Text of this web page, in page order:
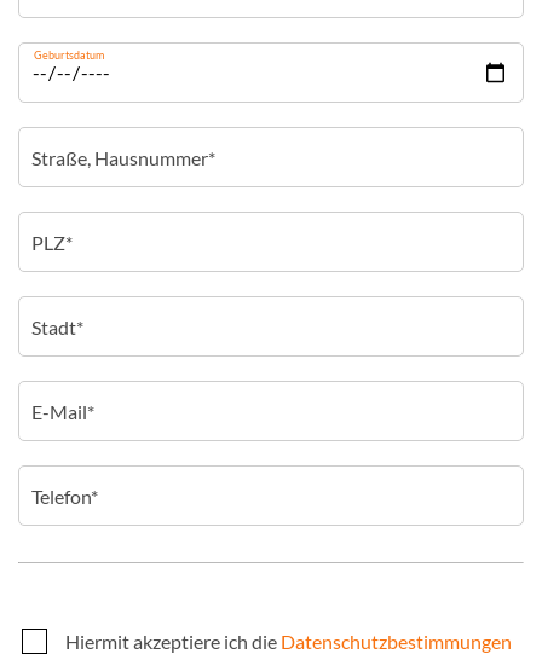
Geburtsdatum
Hiermit akzeptiere ich die Datenschutzbestimmungen